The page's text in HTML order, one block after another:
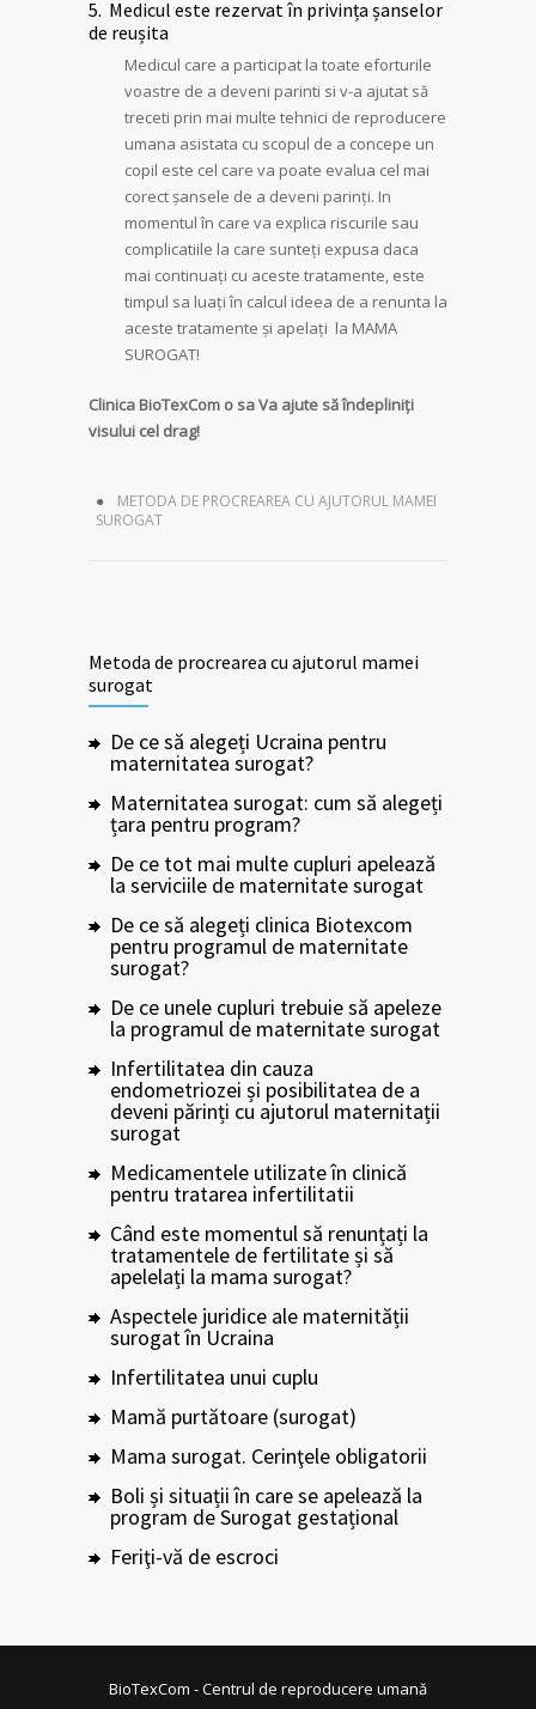
5. Medicul este rezervat în privința șanselor
de reușita
Medicul care a participat la toate eforturile
voastre de a deveni parinti si v-a ajutat să
treceti prin mai multe tehnici de reproducere
umana asistata cu scopul de a concepe un
copil este cel care va poate evalua cel mai
corect șansele de a deveni parinți. In
momentul în care va explica riscurile sau
complicatiile la care sunteți expusa daca
mai continuați cu aceste tratamente, este
timpul sa luați în calcul ideea de a renunta la
aceste tratamente și apelați la MAMA
SUROGAT!
Clinica BioTexCom o sa Va ajute să îndepliniți
visului cel drag!
METODA DE PROCREAREA CU AJUTORUL MAMEI
SUROGAT
Metoda de procrearea cu ajutorul mamei
surogat
De ce să alegeți Ucraina pentru
maternitatea surogat?
Maternitatea surogat: cum să alegeți
țara pentru program?
De ce tot mai multe cupluri apelează
la serviciile de maternitate surogat
De ce să alegeți clinica Biotexcom
pentru programul de maternitate
surogat?
De ce unele cupluri trebuie să apeleze
la programul de maternitate surogat
Infertilitatea din cauza
endometriozei și posibilitatea de a
deveni părinți cu ajutorul maternitații
surogat
Medicamentele utilizate în clinică
pentru tratarea infertilitatii
Când este momentul să renunțați la
tratamentele de fertilitate și să
apelelați la mama surogat?
Aspectele juridice ale maternității
surogat în Ucraina
Infertilitatea unui cuplu
Mamă purtătoare (surogat)
Mama surogat. Cerinţele obligatorii
Boli și situații în care se apelează la
program de Surogat gestațional
Feriţi-vă de escroci
BioTexCom - Centrul de reproducere umană